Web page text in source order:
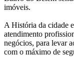
imóveis.
A História da cidade
atendimento
negócios, para levar
com o máximo de